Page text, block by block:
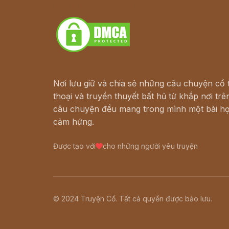
Nơi lưu giữ và chia sẻ những câu chuyện cổ
thoại và truyền thuyết bất hủ từ khắp nơi
câu chuyện đều mang trong mình một bài
cảm hứng.
Được tạo với cho những người yêu truyện
© 2024 Truyện Cổ. Tất cả quyền được bảo lưu.